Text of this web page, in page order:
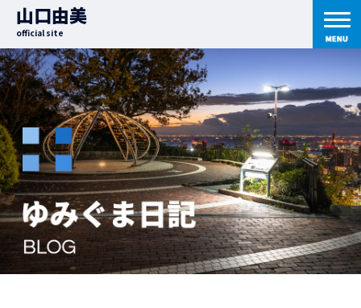
山口由美
official site